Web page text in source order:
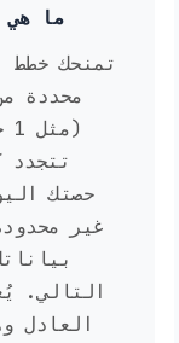
ما هي
تمنحك خطط
محددة
حصتك
غير
التالي.
العادل